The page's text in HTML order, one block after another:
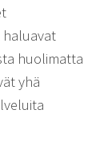
huolimatta
yhä